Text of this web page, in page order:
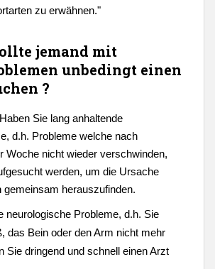
zu erwähnen."
jemand mit
unbedingt einen
?
Haben Sie lang anhaltende
d.h. Probleme welche nach
Woche nicht wieder verschwinden,
werden, um die Ursache
gemeinsam herauszufinden.
neurologische Probleme, d.h. Sie
das Bein oder den Arm nicht mehr
Sie dringend und schnell einen Arzt